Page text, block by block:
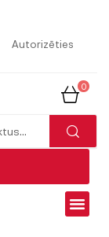
Autorizēties
0